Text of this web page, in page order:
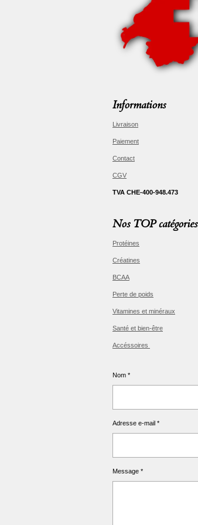
Informations
Livraison
Paiement
Contact
CGV
TVA CHE-400-948.473
Nos TOP catégories
Protéines
Créatines
BCAA
Perte de poids
Vitamines et minéraux
Santé et bien-être
Accéssoires
Nom *
Adresse e-mail *
Message *